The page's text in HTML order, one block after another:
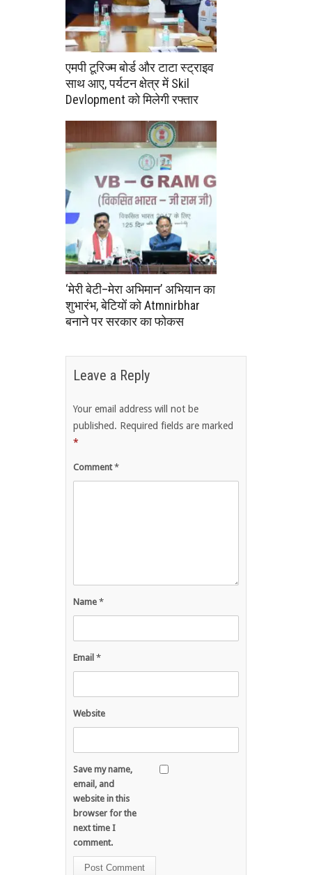
एमपी टूरिज्म बोर्ड और टाटा स्ट्राइव
साथ आए, पर्यटन क्षेत्र में Skil
Devlopment को मिलेगी रफ्तार
‘मेरी बेटी–मेरा अभिमान’ अभियान का
शुभारंभ, बेटियों को Atmnirbhar
बनाने पर सरकार का फोकस
Leave a Reply
Your email address will not be
published. Required fields are marked
*
Comment*
Name *
Email *
Website
Save my name,
email, and
website in this
browser for the
next time I
comment.